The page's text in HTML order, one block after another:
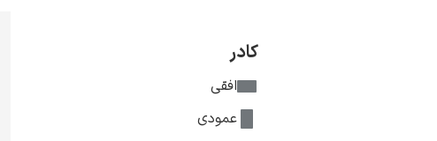
کادر
افقی
عمودی